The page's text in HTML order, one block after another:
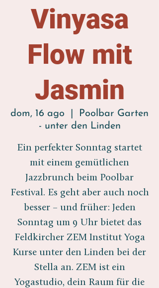
Vinyasa
Flow mit
Jasmin
dom, 16 ago
Poolbar Garten
- unter den Linden
Ein perfekter Sonntag startet
mit einem gemütlichen
Jazzbrunch beim Poolbar
Festival. Es geht aber auch noch
besser – und früher: Jeden
Sonntag um 9 Uhr bietet das
Feldkircher ZEM Institut Yoga
Kurse unter den Linden bei der
Stella an. ZEM ist ein
Yogastudio, dein Raum für die